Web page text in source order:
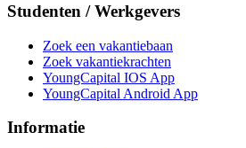
Studenten / Werkgevers
Zoek een vakantiebaan
Zoek vakantiekrachten
YoungCapital IOS App
YoungCapital Android App
Informatie